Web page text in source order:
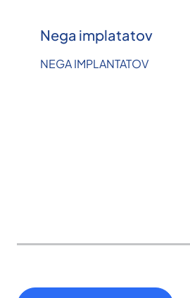
Nega implatatov
NEGA IMPLANTATOV